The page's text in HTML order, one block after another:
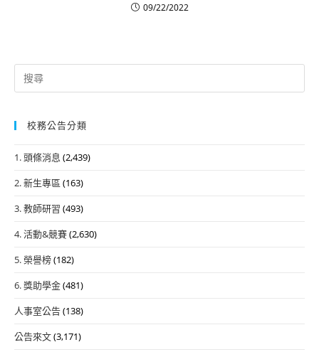
09/22/2022
Search
for:
校務公告分類
1. 頭條消息 (2,439)
2. 新生專區 (163)
3. 教師研習 (493)
4. 活動&競賽(2,630)
5. 榮譽榜(182)
6. 獎助學金(481)
人事室公告(138)
公告來文(3,171)